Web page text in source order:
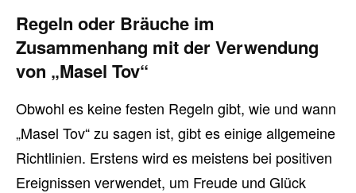
Regeln oder Bräuche im
Zusammenhang mit der Verwendung
von „Masel Tov“
Obwohl es keine festen Regeln gibt, wie und wann
„Masel Tov“ zu sagen ist, gibt es einige allgemeine
Richtlinien. Erstens wird es meistens bei positiven
Ereignissen verwendet, um Freude und Glück